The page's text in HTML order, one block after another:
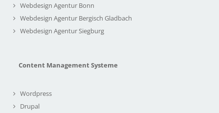
Webdesign Agentur Bonn
Webdesign Agentur Bergisch Gladbach
Webdesign Agentur Siegburg
Content Management Systeme
Wordpress
Drupal